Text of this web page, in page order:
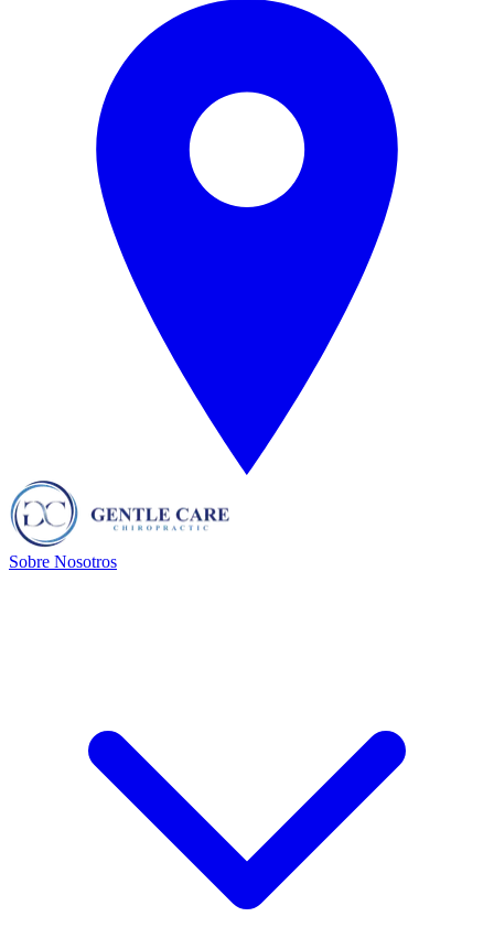
Sobre Nosotros